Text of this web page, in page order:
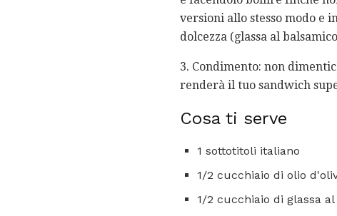
versioni allo stesso modo e
dolcezza (glassa al
3. Condimento: non
renderà il tuo sandwich
Cosa ti serve
1 sottotitoli italiano
1/2 cucchiaio di olio
1/2 cucchiaio di glassa